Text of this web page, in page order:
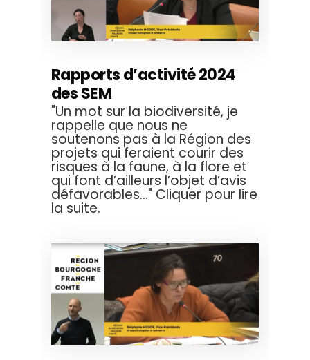
Rapports d’activité 2024
des SEM
"Un mot sur la biodiversité, je
rappelle que nous ne
soutenons pas à la Région des
projets qui feraient courir des
risques à la faune, à la flore et
qui font d’ailleurs l’objet d’avis
défavorables..." Cliquer pour lire
la suite.